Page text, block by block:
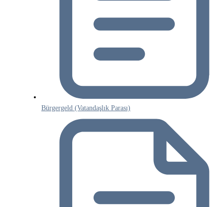
Bürgergeld (Vatandaşlık Parası)